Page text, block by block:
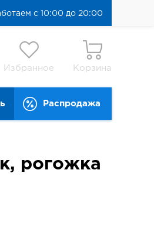
с 10:00 до 20:00
Избранное Корзина
Распродажа
рогожка